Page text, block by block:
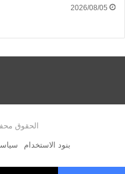
2026/08/05
الحقوق
بنود الاستخدام